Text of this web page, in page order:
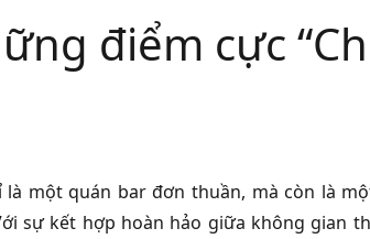
điểm cực
một quán bar đơn thuần, mà còn là
sự kết hợp hoàn hảo giữa không gian